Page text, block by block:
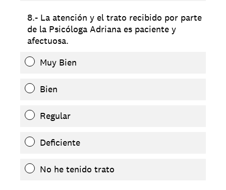
8.- La atención y el trato recibido por parte
de la Psicóloga Adriana es paciente y
afectuosa.
Muy Bien
Bien
Regular
Deficiente
No he tenido trato